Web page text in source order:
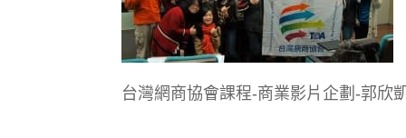
台灣網商協會課程-商業影片企劃-郭欣